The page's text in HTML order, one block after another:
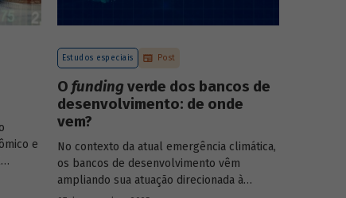
e
Estudos especiais Post
O funding verde dos bancos de
desenvolvimento: de onde
vem?
No contexto da atual emergência climática,
os bancos de desenvolvimento vêm
ampliando sua atuação direcionada à